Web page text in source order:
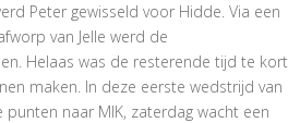
Peter gewisseld voor Hidde. Via een
van Jelle werd de
Helaas was de resterende tijd te kort
maken. In deze eerste wedstrijd van
punten naar MIK, zaterdag wacht een